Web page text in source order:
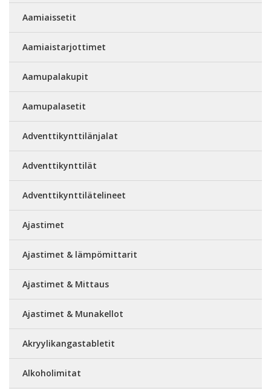
Aamiaissetit
Aamiaistarjottimet
Aamupalakupit
Aamupalasetit
Adventtikynttilänjalat
Adventtikynttilät
Adventtikynttilätelineet
Ajastimet
Ajastimet & lämpömittarit
Ajastimet & Mittaus
Ajastimet & Munakellot
Akryylikangastabletit
Alkoholimitat